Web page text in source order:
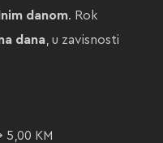
danom. Rok
dana, u zavisnosti
5,00 KM